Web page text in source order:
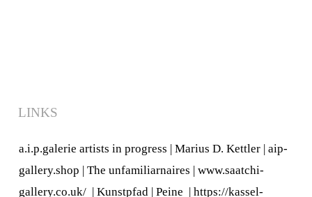
LINKS
a.i.p.galerie artists in progress | Marius D. Kettler | aip-
gallery.shop | The unfamiliarnaires | www.saatchi-
gallery.co.uk/ | Kunstpfad | Peine | https://kassel-